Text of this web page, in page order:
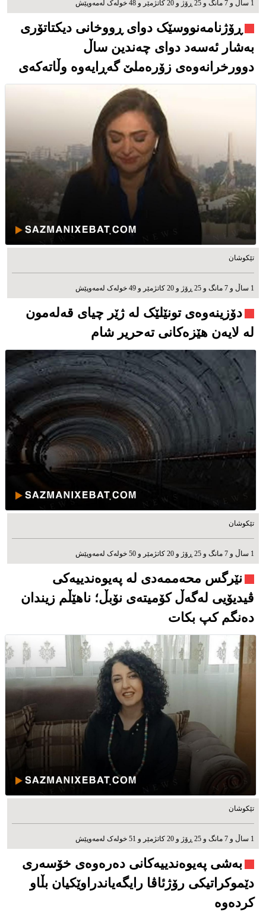
1 ساڵ و 7 مانگ و 25 ڕۆژ و 20 کاتژمێر و 48 خوله‌ک له‌مه‌وپێش‌
ڕۆژنامەنووسێک دوای ڕووخانی دیکتاتۆری
بەشار ئەسەد دوای چەندین ساڵ
دوورخرانەوەی زۆرەملێ گەڕایەوە وڵاتەکەی
تێکوشان
1 ساڵ و 7 مانگ و 25 ڕۆژ و 20 کاتژمێر و 49 خوله‌ک له‌مه‌وپێش‌
دۆزینەوەی تونێلێک لە ژێر چیای قەلەمون
لە لایەن هێزەکانی تەحریر شام
تێکوشان
1 ساڵ و 7 مانگ و 25 ڕۆژ و 20 کاتژمێر و 50 خوله‌ک له‌مه‌وپێش‌
نێرگس محەممەدی لە پەیوەندییەکی
ڤیدیۆیی لەگەڵ کۆمیتەی نۆبڵ؛ ناهێڵم زیندان
دەنگم كپ بكات
تێکوشان
1 ساڵ و 7 مانگ و 25 ڕۆژ و 20 کاتژمێر و 51 خوله‌ک له‌مه‌وپێش‌
بەشی پەیوەندییەکانی دەرەوەی خۆسەری
دێموکراتیکی رۆژئاڤا رایگەیاندراوێکیان بڵاو
کردەوە